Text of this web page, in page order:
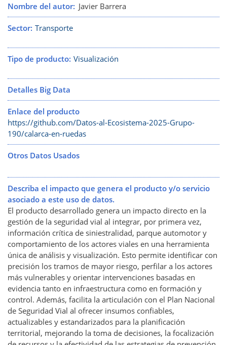
Nombre del autor Javier Barrera
Sector Transporte
Tipo de producto Visualización
Detalles Big Data
Enlace del producto
https://github.com/Datos-al-Ecosistema-2025-Grupo-
190/calarca-en-ruedas
Otros Datos Usados
Describa el impacto que genera el producto y/o servicio
asociado a este uso de datos.
El producto desarrollado genera un impacto directo en la
gestión de la seguridad vial al integrar, por primera vez,
información crítica de siniestralidad, parque automotor y
comportamiento de los actores viales en una herramienta
única de análisis y visualización. Esto permite identificar con
precisión los tramos de mayor riesgo, perfilar a los actores
más vulnerables y orientar intervenciones basadas en
evidencia tanto en infraestructura como en formación y
control. Además, facilita la articulación con el Plan Nacional
de Seguridad Vial al ofrecer insumos confiables,
actualizables y estandarizados para la planificación
territorial, mejorando la toma de decisiones, la focalización